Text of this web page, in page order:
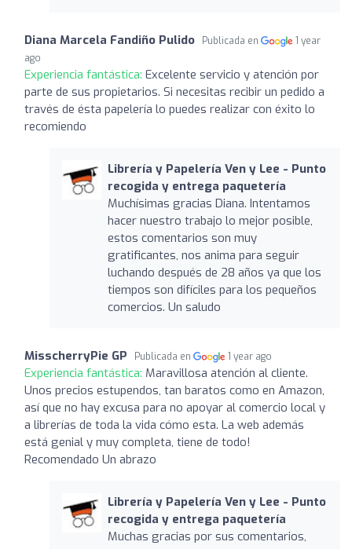
Diana Marcela Fandiño Pulido Publicada en
1 year
ago
Experiencia fantástica: Excelente servicio y atención por
parte de sus propietarios. Si necesitas recibir un pedido a
través de ésta papelería lo puedes realizar con éxito lo
recomiendo
Librería y Papelería Ven y Lee - Punto
recogida y entrega paquetería
Muchísimas gracias Diana. Intentamos
hacer nuestro trabajo lo mejor posible,
estos comentarios son muy
gratificantes, nos anima para seguir
luchando después de 28 años ya que los
tiempos son difíciles para los pequeños
comercios. Un saludo
MisscherryPie GP Publicada en 1 year ago
Experiencia fantástica: Maravillosa atención al cliente.
Unos precios estupendos, tan baratos como en Amazon,
así que no hay excusa para no apoyar al comercio local y
a librerías de toda la vida cómo esta. La web además
está genial y muy completa, tiene de todo!
Recomendado Un abrazo
Librería y Papelería Ven y Lee - Punto
recogida y entrega paquetería
Muchas gracias por sus comentarios,